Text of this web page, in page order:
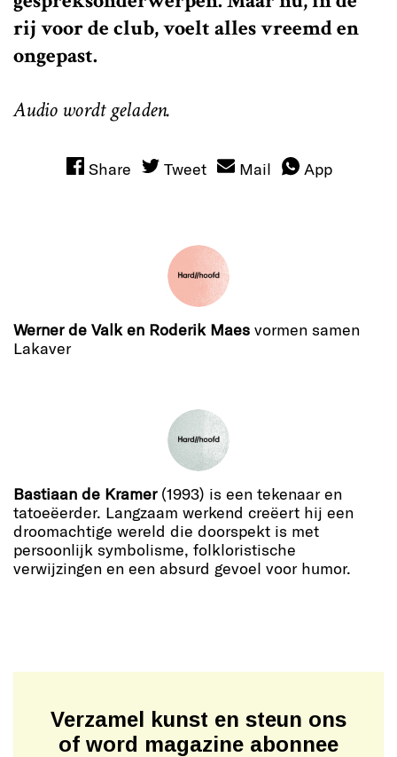
rij voor de club, voelt alles vreemd en
ongepast.
Audio wordt geladen.
Share Tweet Mail App
Werner de Valk en Roderik Maes vormen samen
Lakaver
Bastiaan de Kramer(1993) is een tekenaar en
tatoeëerder. Langzaam werkend creëert hij een
droomachtige wereld die doorspekt is met
persoonlijk symbolisme, folkloristische
verwijzingen en een absurd gevoel voor humor.
Verzamel kunst en steun ons
of word magazine abonnee